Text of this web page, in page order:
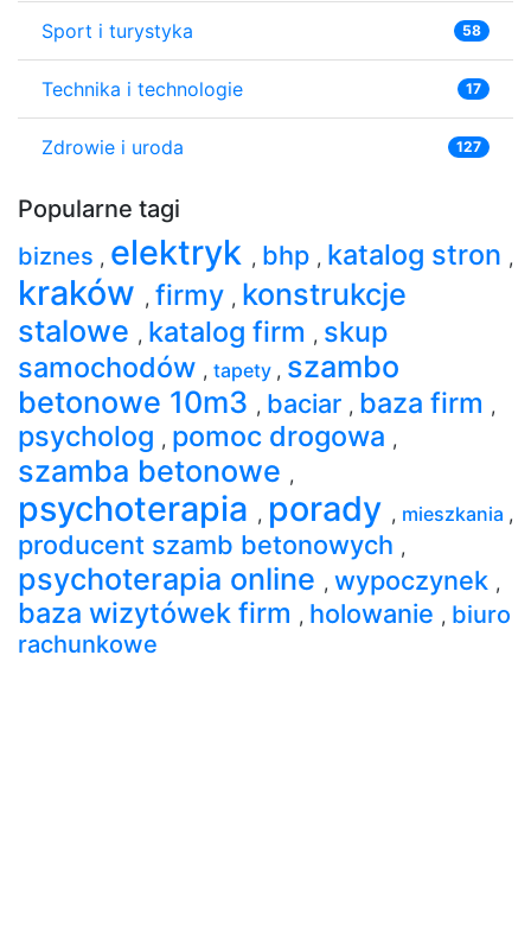
Sport i turystyka 58
Technika i technologie 17
Zdrowie i uroda 127
Popularne tagi
biznes , elektryk , bhp , katalog stron ,
kraków , firmy , konstrukcje
stalowe , katalog firm , skup
samochodów , tapety , szambo
betonowe 10m3 , baciar , baza firm ,
psycholog , pomoc drogowa ,
szamba betonowe ,
psychoterapia , porady , mieszkania ,
producent szamb betonowych ,
psychoterapia online , wypoczynek ,
baza wizytówek firm , holowanie , biuro
rachunkowe